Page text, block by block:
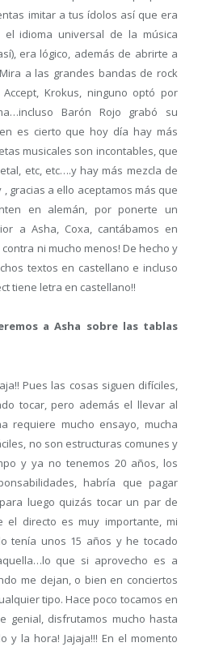
imitar a tus ídolos así que era
idioma universal de la música
era lógico, además de abrirte a
a las grandes bandas de rock
Krokus, ninguno optó por
Barón Rojo grabó su
es cierto que hoy día hay más
musicales son incontables, que
etc, etc….y hay más mezcla de
gracias a ello aceptamos más que
en alemán, por ponerte un
a Asha, Coxa, cantábamos en
ni mucho menos! De hecho y
textos en castellano e incluso
tiene letra en castellano!!
a Asha sobre las tablas
Pues las cosas siguen difíciles,
tocar, pero además el llevar al
requiere mucho ensayo, mucha
no son estructuras comunes y
y ya no tenemos 20 años, los
habría que pagar
luego quizás tocar un par de
el directo es muy importante, mi
tenía unos 15 años y he tocado
que si aprovecho es a
me dejan, o bien en conciertos
tipo. Hace poco tocamos en
genial, disfrutamos mucho hasta
y la hora! Jajaja!!! En el momento